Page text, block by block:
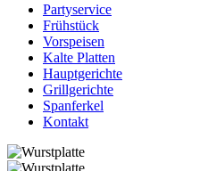
Partyservice
Frühstück
Vorspeisen
Kalte Platten
Hauptgerichte
Grillgerichte
Spanferkel
Kontakt